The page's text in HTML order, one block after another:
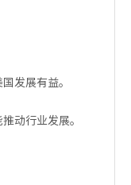
发展有益。
动行业发展。